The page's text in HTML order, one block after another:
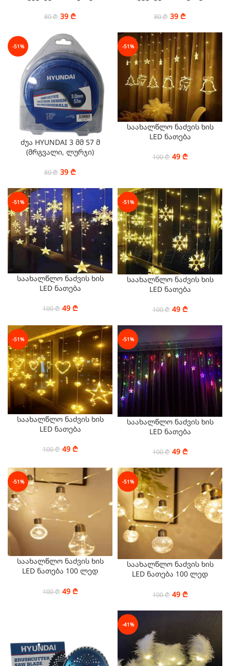
80₾ 39 ₾ 80₾ 39 ₾
-51%
ძუა HYUNDAI 3 მმ 57 მ
(მრგვალი, ლურჯი)
80₾ 39 ₾
-51%
საახალწლო ნაძვის ხის
LED ნათება
100₾ 49 ₾
-51%
საახალწლო ნაძვის ხის
LED ნათება
100₾ 49 ₾
-51%
საახალწლო ნაძვის ხის
LED ნათება
100₾ 49 ₾
-51%
საახალწლო ნაძვის ხის
LED ნათება
100₾ 49 ₾
-51%
საახალწლო ნაძვის ხის
LED ნათება
100₾ 49 ₾
-51%
საახალწლო ნაძვის ხის
LED ნათება 100 ლედ
10 ცალ ნათურაში
100₾ 49 ₾
-51%
საახალწლო ნაძვის ხის
LED ნათება 100 ლედ
10 ცალ ნათურაში
100₾ 49 ₾
-41%